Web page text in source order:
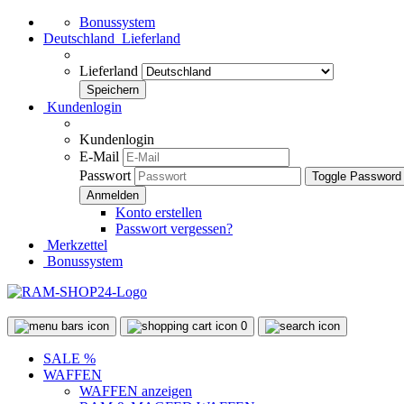
Bonussystem
Deutschland Lieferland
Lieferland
Kundenlogin
Kundenlogin
E-Mail
Passwort
Toggle
Konto erstellen
Passwort vergessen?
Merkzettel
Bonussystem
0
SALE %
WAFFEN
WAFFEN anzeigen